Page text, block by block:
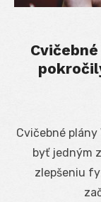
Cvičebné
byť jedným
zlepšeniu